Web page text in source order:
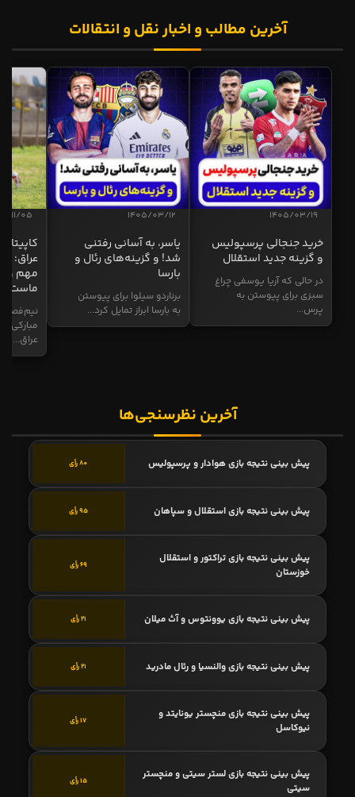
آخرین مطالب و اخبار نقل و انتقالات
1405/03/19
خرید جنجالی پرسپولیس
و گزینه جدید استقلال
در حالی که آریا یوسفی چراغ
سبزی برای پیوستن به
پرس...
1405/03/12
یاسر، به آسانی رفتنی
شد! و گزینه‌های رئال و
بارسا
برناردو سیلوا برای پیوستن
به بارسا ابراز تمایل کرد...
11/05
عراق:
مهم و
ماست
نیم‌فصل
مبارکی
عراق...
آخرین نظرسنجی‌ها
پیش بینی نتیجه بازی هوادار و پرسپولیس 80 رأی
پیش بینی نتیجه بازی استقلال و سپاهان 95 رأی
پیش بینی نتیجه بازی تراکتور و استقلال
خوزستان
69 رأی
پیش بینی نتیجه بازی یوونتوس و آث میلان 21 رأی
پیش بینی نتیجه بازی والنسیا و رئال مادرید 21 رأی
پیش بینی نتیجه بازی منچستر یونایتد و
نیوکاسل
17 رأی
پیش بینی نتیجه بازی لستر سیتی و منچستر
سیتی
15 رأی